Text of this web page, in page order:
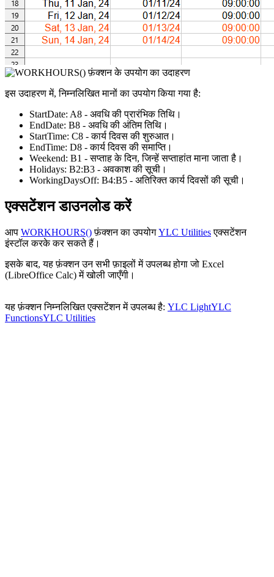
इस उदाहरण में, निम्नलिखित मानों का उपयोग किया गया है:
StartDate: A8 - अवधि की प्रारंभिक तिथि।
EndDate: B8 - अवधि की अंतिम तिथि।
StartTime: C8 - कार्य दिवस की शुरुआत।
EndTime: D8 - कार्य दिवस की समाप्ति।
Weekend: B1 - सप्ताह के दिन, जिन्हें सप्ताहांत माना जाता है।
Holidays: B2:B3 - अवकाश की सूची।
WorkingDaysOff: B4:B5 - अतिरिक्त कार्य दिवसों की सूची।
एक्सटेंशन डाउनलोड करें
आप WORKHOURS()फ़ंक्शन का उपयोगYLC Utilitiesएक्सटेंशन
इंस्टॉल करके कर सकते हैं।
इसके बाद, यह फ़ंक्शन उन सभी फ़ाइलों में उपलब्ध होगा जो Excel
(LibreOffice Calc) में खोली जाएँगी।
यह फ़ंक्शन निम्नलिखित एक्सटेंशन में उपलब्ध है: YLC LightYLC
FunctionsYLC Utilities